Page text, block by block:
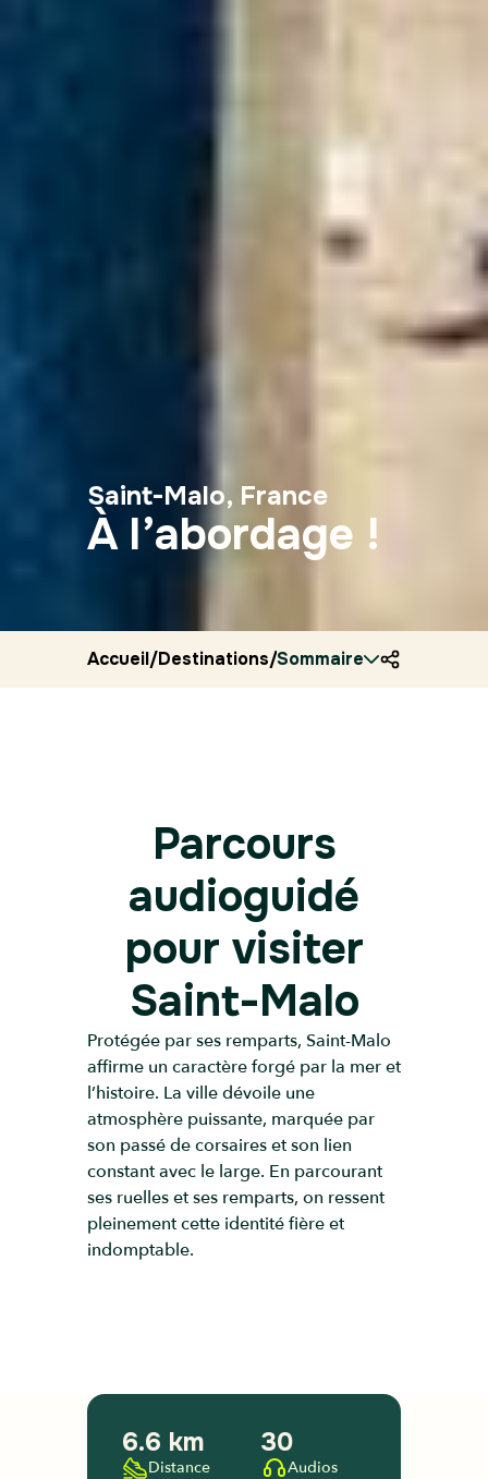
Saint-Malo, France
À l’abordage !
Accueil/Destinations/France/Ryocity
Sommaire
Parcours
audioguidé
pour visiter
Saint-Malo
Protégée par ses remparts, Saint-Malo
affirme un caractère forgé par la mer et
l’histoire. La ville dévoile une
atmosphère puissante, marquée par
son passé de corsaires et son lien
constant avec le large. En parcourant
ses ruelles et ses remparts, on ressent
pleinement cette identité fière et
indomptable.
6.6 km
Distance
30
Audios